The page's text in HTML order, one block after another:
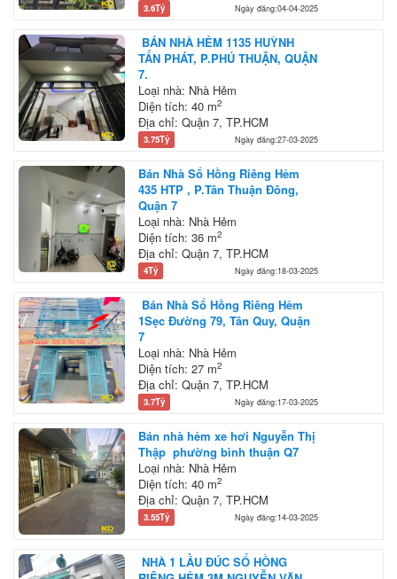
3.6Tỷ Ngày đăng:04-04-2025
BÁN NHÀ HẺM 1135 HUỲNH
TẤN PHÁT, P.PHÚ THUẬN, QUẬN
7.
Loại nhà: Nhà Hẻm
Diện tích: 40 m2
Địa chỉ: Quận 7, TP.HCM
3.75Tỷ Ngày đăng:27-03-2025
Bán Nhà Sổ Hồng Riêng Hẻm
435 HTP , P.Tân Thuận Đông,
Quận 7
Loại nhà: Nhà Hẻm
Diện tích: 36 m2
Địa chỉ: Quận 7, TP.HCM
4Tỷ Ngày đăng:18-03-2025
Bán Nhà Sổ Hồng Riêng Hẻm
1Sẹc Đường 79, Tân Quy, Quận
7
Loại nhà: Nhà Hẻm
Diện tích: 27 m2
Địa chỉ: Quận 7, TP.HCM
3.7Tỷ Ngày đăng:17-03-2025
Bán nhà hẻm xe hơi Nguyễn Thị
Thập phường bình thuận Q7
Loại nhà: Nhà Hẻm
Diện tích: 40 m2
Địa chỉ: Quận 7, TP.HCM
3.55Tỷ Ngày đăng:14-03-2025
NHÀ 1 LẦU ĐÚC SỔ HỒNG